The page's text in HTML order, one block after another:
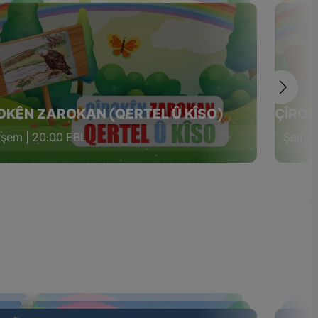
ZAROKAN (QERTEL Û KÎSO)
| 20:00 EBL Şemî